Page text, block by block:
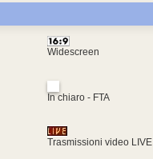
Widescreen
In chiaro - FTA
Trasmissioni video LIVE